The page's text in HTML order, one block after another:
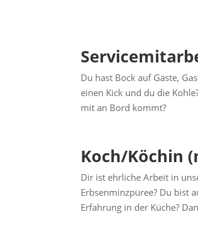
Du hast Bock auf Gäste,
einen Kick und du die
mit an Bord kommt?
Koch/Köchin
Dir ist ehrliche Arbeit in
Erbsenminzpüree? Du bist
Erfahrung in der Küche?